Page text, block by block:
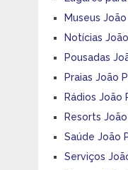
Museus
Notícias
Pousadas
Praias João
Rádios João
Resorts
Saúde João
Serviços